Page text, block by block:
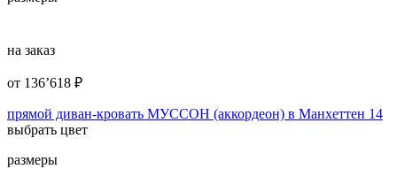
на заказ
от 136’618 ₽
прямой диван-кровать МУССОН (аккордеон) в Манхеттен 14
выбрать цвет
размеры